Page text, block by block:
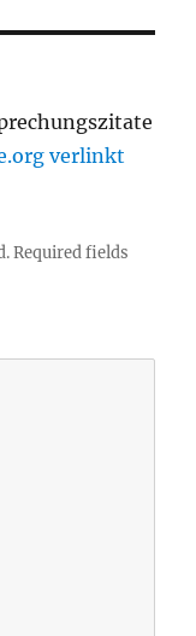
verlinkt
Required fields